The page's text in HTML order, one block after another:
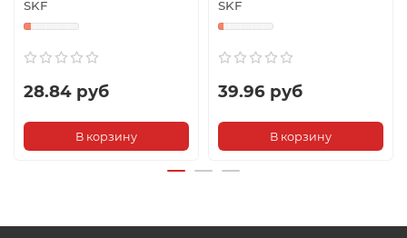
SKF
28.84 руб
В корзину
SKF
39.96 руб
В корзину